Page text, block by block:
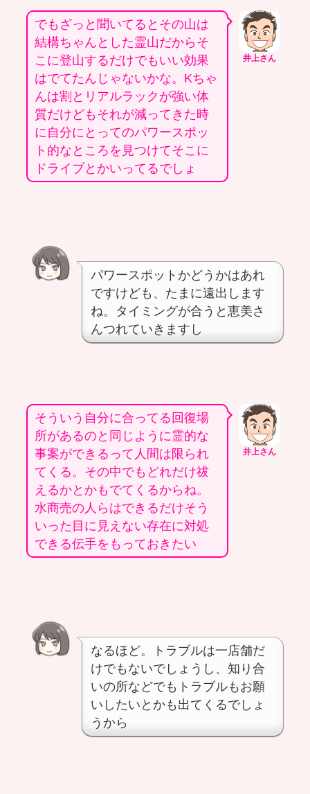
井上さん
でもざっと聞いてるとその山は
結構ちゃんとした霊山だからそ
こに登山するだけでもいい効果
はでてたんじゃないかな。Kちゃ
んは割とリアルラックが強い体
質だけどもそれが減ってきた時
に自分にとってのパワースポッ
ト的なところを見つけてそこに
ドライブとかいってるでしょ
パワースポットかどうかはあれ
ですけども、たまに遠出します
ね。タイミングが合うと恵美さ
んつれていきますし
井上さん
そういう自分に合ってる回復場
所があるのと同じように霊的な
事案ができるって人間は限られ
てくる。その中でもどれだけ祓
えるかとかもでてくるからね。
水商売の人らはできるだけそう
いった目に見えない存在に対処
できる伝手をもっておきたい
なるほど。トラブルは一店舗だ
けでもないでしょうし、知り合
いの所などでもトラブルもお願
いしたいとかも出てくるでしょ
うから